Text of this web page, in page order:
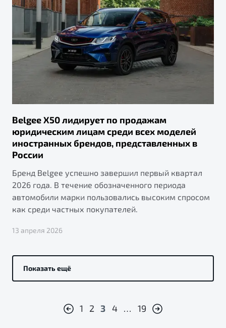
Belgee X50 лидирует по продажам
юридическим лицам среди всех моделей
иностранных брендов, представленных в
России
Бренд Belgee успешно завершил первый квартал
2026 года. В течение обозначенного периода
автомобили марки пользовались высоким спросом
как среди частных покупателей.
13 апреля 2026
Показать ещё
1 2 3 4 … 19